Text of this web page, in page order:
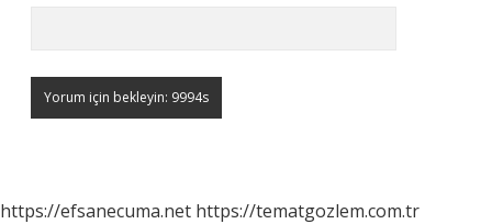
https://efsanecuma.net https://tematgozlem.com.tr